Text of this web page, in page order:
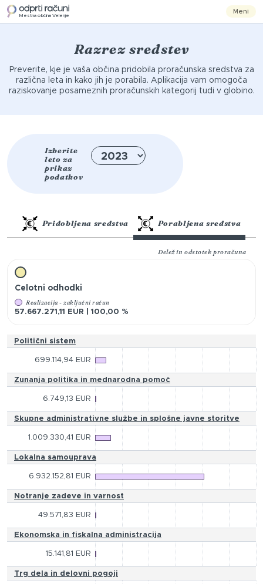
Mestna občina Velenje
Meni
Razrez sredstev
Preverite, kje je vaša občina pridobila proračunska sredstva za
različna leta in kako jih je porabila. Aplikacija vam omogoča
raziskovanje posameznih proračunskih kategorij tudi v globino.
Izberite
leto za
prikaz
podatkov
Pridobljena sredstva Porabljena sredstva
Delež in odstotek proračuna
Celotni odhodki
Realizacija - zaključni račun
57.667.271,11 EUR | 100,00 %
Politični sistem
699.114,94 EUR
Zunanja politika in mednarodna pomoč
6.749,13 EUR
Skupne administrativne službe in splošne javne storitve
1.009.330,41 EUR
Lokalna samouprava
6.932.152,81 EUR
Notranje zadeve in varnost
49.571,83 EUR
Ekonomska in fiskalna administracija
15.141,81 EUR
Trg dela in delovni pogoji